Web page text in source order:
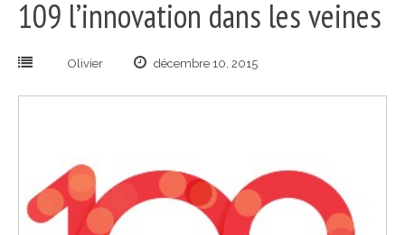
109 l’innovation dans les veines
Olivier décembre 10, 2015